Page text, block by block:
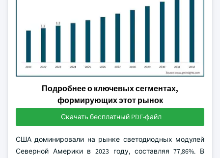
Подробнее о ключевых сегментах,
формирующих этот рынок
Скачать бесплатный PDF-файл
США доминировали на рынке светодиодных модулей
Северной Америки в 2023 году, составляя 77,86%. В